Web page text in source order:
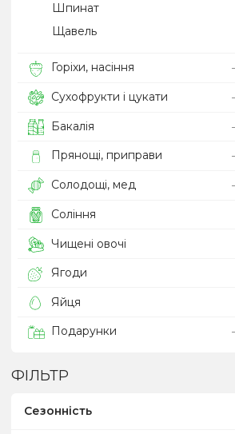
Шпинат
Щавель
Горіхи, насіння
Сухофрукти і цукати
Бакалія
Прянощі, приправи
Солодощі, мед
Соління
Чищені овочі
Ягоди
Яйця
Подарунки
ФІЛЬТР
Сезонність